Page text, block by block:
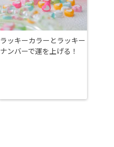
ラッキーカラーとラッキー
ナンバーで運を上げる！